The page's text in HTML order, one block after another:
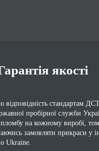
якості
відповідність стандартам
пробірної служби
на кожному виробі,
замовляти прикраси у
Ukraine.